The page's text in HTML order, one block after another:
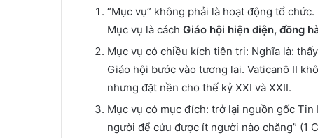
“Mục vụ” không phải là hoạt động tổ
Mục vụ là cách Giáo hội hiện diện, đồng
Mục vụ có chiều kích tiên tri: Nghĩa là:
Giáo hội bước vào tương lai. Vaticanô II
nhưng đặt nền cho thế kỷ XXI và XXII.
Mục vụ có mục đích: trở lại nguồn gốc
người để cứu được ít người nào chăng” (1